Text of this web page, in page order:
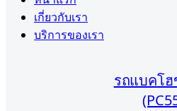
เกี่ยวกับเรา
บริการของเรา
รถแบคโ